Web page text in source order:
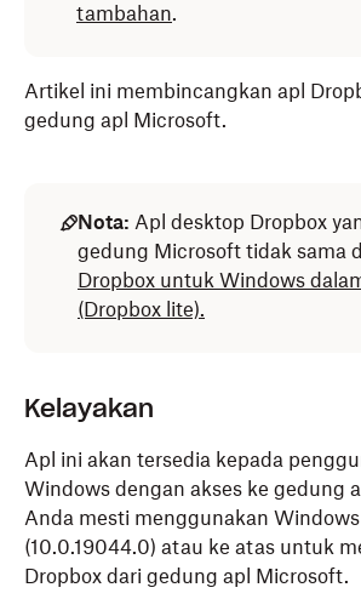
tambahan.
Artikel ini membincangkan apl
gedung apl Microsoft.
Nota: Apl desktop Dropbox
gedung Microsoft tidak sama
Dropbox untuk Windows
(Dropbox lite).
Kelayakan
Apl ini akan tersedia kepada
Windows dengan akses ke gedung
Anda mesti menggunakan Windows
(10.0.19044.0) atau ke atas untuk
Dropbox dari gedung apl Microsoft.